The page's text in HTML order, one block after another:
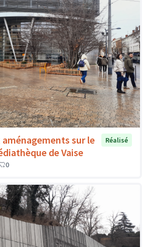
aménagements sur le
de Vaise
Réalisé
0